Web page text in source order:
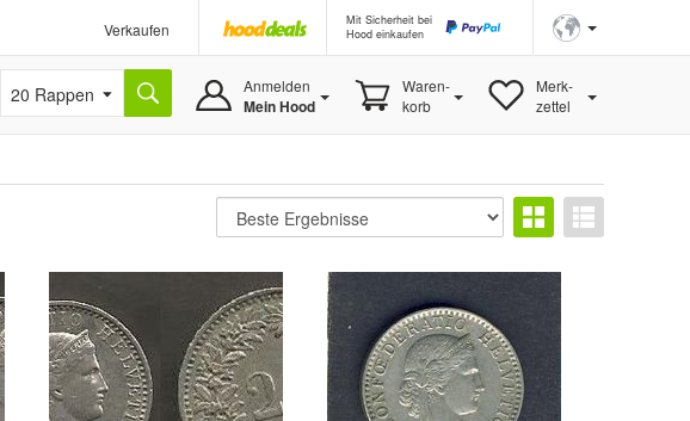
Verkaufen
Mit Sicherheit bei
Hood einkaufen
20 Rappen Anmelden
Mein Hood
Waren-
korb
Merk-
zettel